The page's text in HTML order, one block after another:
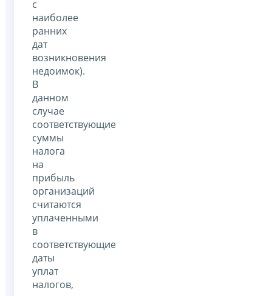
с
наиболее
ранних
дат
возникновения
недоимок).
В
данном
случае
соответствующие
суммы
налога
на
прибыль
организаций
считаются
уплаченными
в
соответствующие
даты
уплат
налогов,